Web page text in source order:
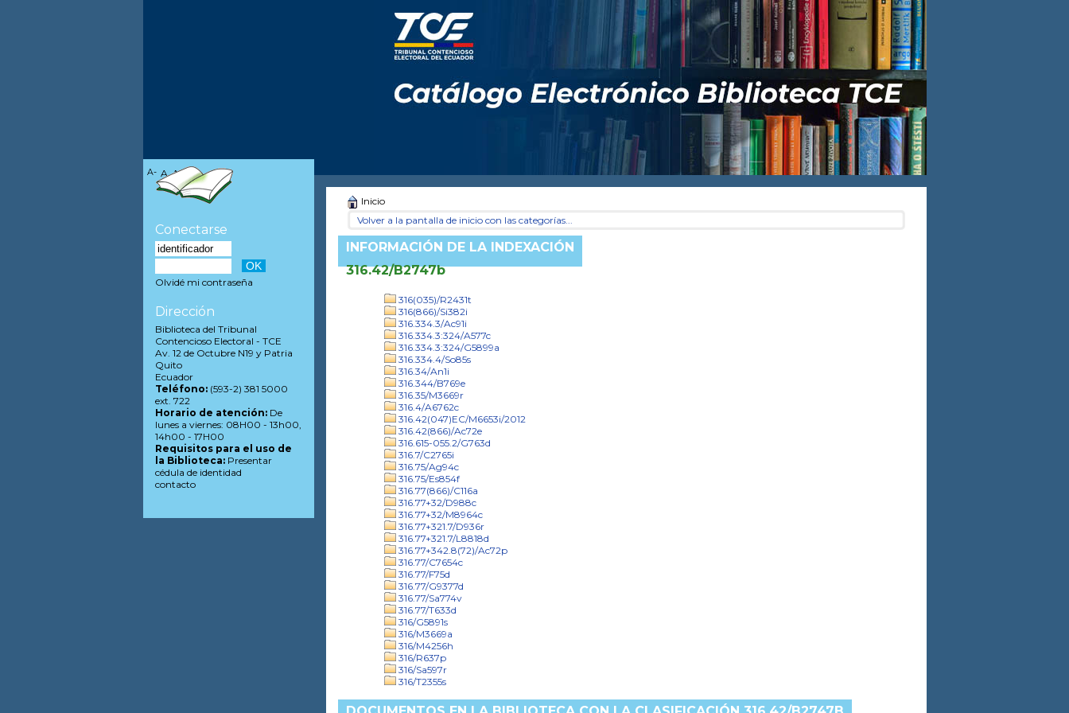
Inicio
Volver a la pantalla de inicio con las categorías...
INFORMACIÓN DE LA INDEXACIÓN
316.42/B2747b
316(035)/R2431t
316(866)/Si382i
316.334.3/Ac91i
316.334.3:324/A577c
316.334.3:324/G5899a
316.334.4/So85s
316.34/An1i
316.344/B769e
316.35/M3669r
316.4/A6762c
316.42(047)EC/M6653i/2012
316.42(866)/Ac72e
316.615-055.2/G763d
316.7/C2765i
316.75/Ag94c
316.75/Es854f
316.77(866)/C116a
316.77+32/D988c
316.77+32/M8964c
316.77+321.7/D936r
316.77+321.7/L8818d
316.77+342.8(72)/Ac72p
316.77/C7654c
316.77/F75d
316.77/G9377d
316.77/Sa774v
316.77/T633d
316/G5891s
316/M3669a
316/M4256h
316/R637p
316/Sa597r
316/T2355s
A- A A+
Conectarse
Olvidé mi contraseña
Dirección
Biblioteca del Tribunal
Contencioso Electoral - TCE
Av. 12 de Octubre N19 y Patria
Quito
Ecuador
Teléfono:(593-2) 381 5000
ext. 722
Horario de atención:De
lunes a viernes: 08H00 - 13h00,
14h00 - 17H00
Requisitos para el uso de
la Biblioteca:Presentar
cédula de identidad
contacto